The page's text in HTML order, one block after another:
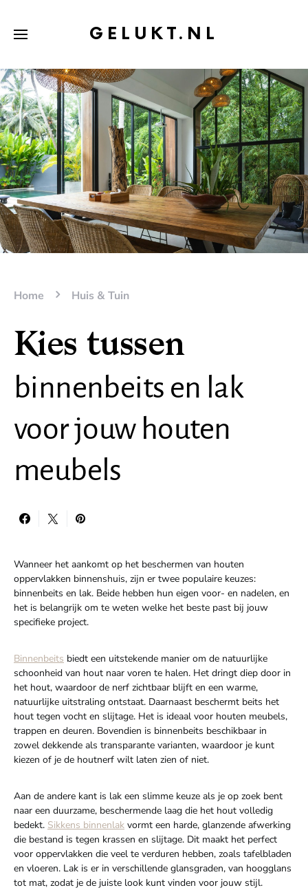
GELUKT.NL
Home Huis & Tuin
Kies tussen
binnenbeits en lak
voor jouw houten
meubels
Wanneer het aankomt op het beschermen van houten
oppervlakken binnenshuis, zijn er twee populaire keuzes:
binnenbeits en lak. Beide hebben hun eigen voor- en nadelen, en
het is belangrijk om te weten welke het beste past bij jouw
specifieke project.
Binnenbeits biedt een uitstekende manier om de natuurlijke
schoonheid van hout naar voren te halen. Het dringt diep door in
het hout, waardoor de nerf zichtbaar blijft en een warme,
natuurlijke uitstraling ontstaat. Daarnaast beschermt beits het
hout tegen vocht en slijtage. Het is ideaal voor houten meubels,
trappen en deuren. Bovendien is binnenbeits beschikbaar in
zowel dekkende als transparante varianten, waardoor je kunt
kiezen of je de houtnerf wilt laten zien of niet.
Aan de andere kant is lak een slimme keuze als je op zoek bent
naar een duurzame, beschermende laag die het hout volledig
bedekt. Sikkens binnenlak vormt een harde, glanzende afwerking
die bestand is tegen krassen en slijtage. Dit maakt het perfect
voor oppervlakken die veel te verduren hebben, zoals tafelbladen
en vloeren. Lak is er in verschillende glansgraden, van hoogglans
tot mat, zodat je de juiste look kunt vinden voor jouw stijl.